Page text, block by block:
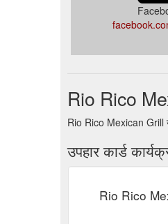
Rio Rico
Rio Rico Mexican Grill
उपहार कार्ड
Rio Rico